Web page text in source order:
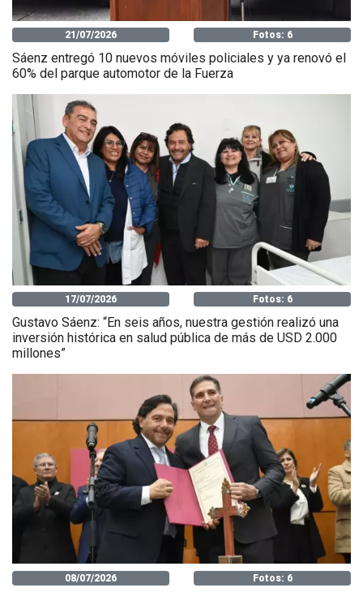
21/07/2026 Fotos: 6
Sáenz entregó 10 nuevos móviles policiales y ya renovó el
60% del parque automotor de la Fuerza
17/07/2026 Fotos: 6
Gustavo Sáenz: “En seis años, nuestra gestión realizó una
inversión histórica en salud pública de más de USD 2.000
millones”
08/07/2026 Fotos: 6